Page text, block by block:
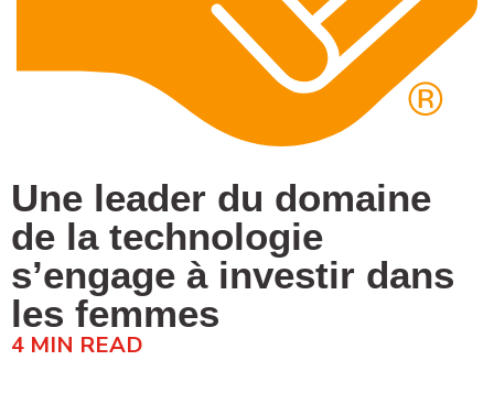
Une leader du domaine
de la technologie
s’engage à investir dans
les femmes
4 MIN READ